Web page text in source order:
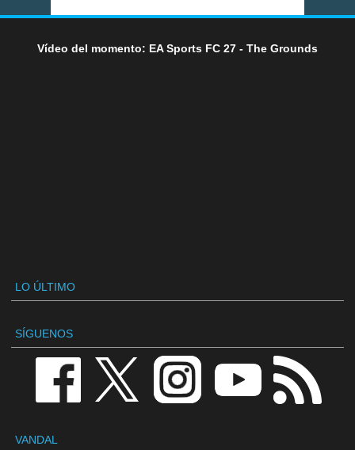
Vídeo del momento: EA Sports FC 27 - The Grounds
LO ÚLTIMO
SÍGUENOS
VANDAL